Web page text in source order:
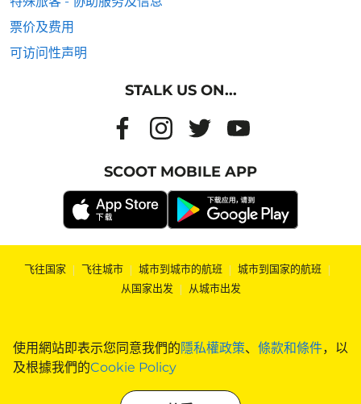
使用網站即表示您同意我們的隱私權政策、 條款和條件，以
及根據我們的Cookie Policy
票价及费用
可访问性声明
STALK US ON...
SCOOT MOBILE APP
飞往国家 | 飞往城市 | 城市到城市的航班 | 城市到国家的航班 |
从国家出发 | 从城市出发